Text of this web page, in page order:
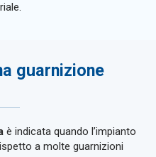
guarnizione
è indicata quando l’impianto
a molte guarnizioni